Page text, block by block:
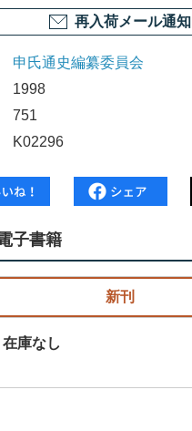
再入荷メール通知
申氏通史編纂委員会
1998
751
K02296
子書籍
新刊
在庫なし